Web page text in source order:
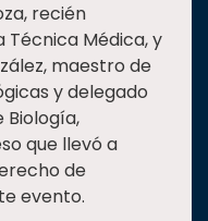
recién
Médica, y
maestro de
y delegado
Biología,
que llevó a
de
evento.